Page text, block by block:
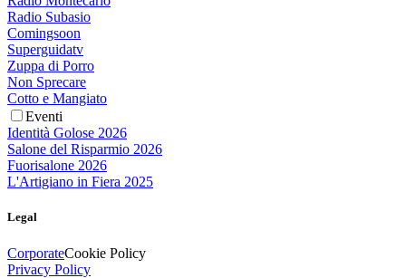
Radio Subasio
Comingsoon
Superguidatv
Zuppa di Porro
Non Sprecare
Cotto e Mangiato
Eventi
Identità Golose 2026
Salone del Risparmio 2026
Fuorisalone 2026
L'Artigiano in Fiera 2025
Legal
CorporateCookie Policy
Privacy Policy